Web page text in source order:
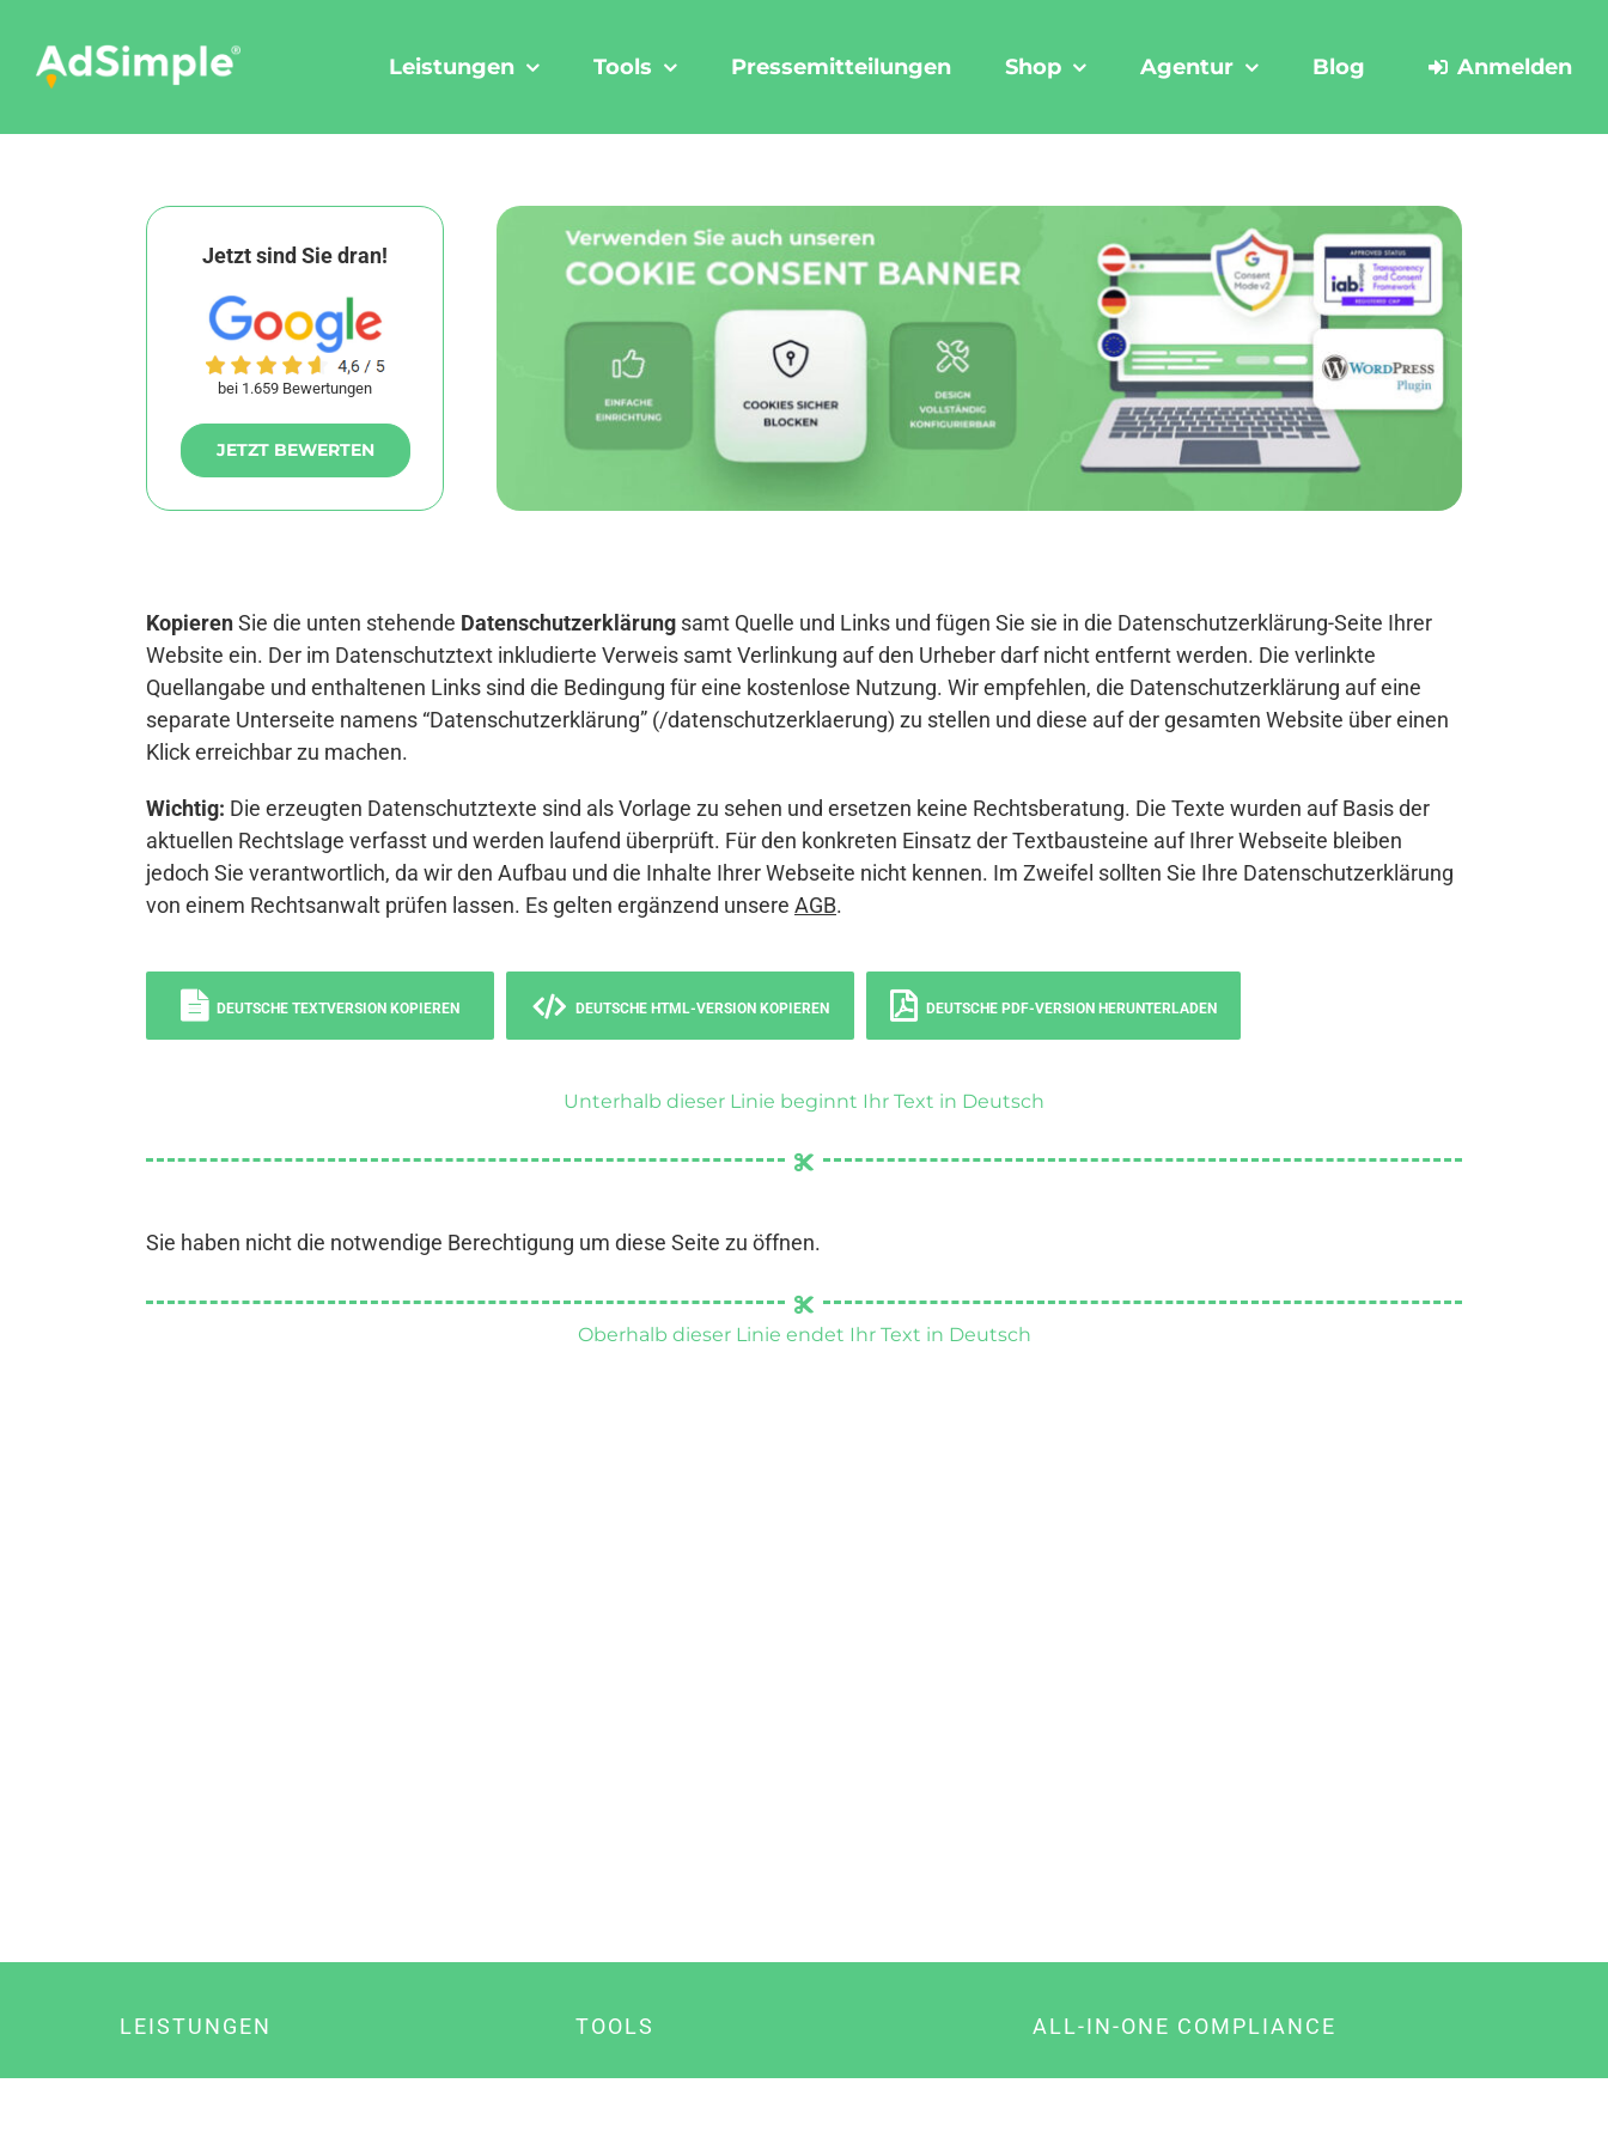
content
Leistungen Tools Pressemitteilungen Shop Agentur Blog Anmelden
Jetzt sind Sie dran!
bei 1.659 Bewertungen
JETZT BEWERTEN
KopierenSie die unten stehende Datenschutzerklärung samt Quelle und Links und fügen Sie sie in die Datenschutzerklärung-Seite Ihrer
Website ein. Der im Datenschutztext inkludierte Verweis samt Verlinkung auf den Urheber darf nicht entfernt werden. Die verlinkte
Quellangabe und enthaltenen Links sind die Bedingung für eine kostenlose Nutzung. Wir empfehlen, die Datenschutzerklärung auf eine
separate Unterseite namens “Datenschutzerklärung” (/datenschutzerklaerung) zu stellen und diese auf der gesamten Website über einen
Klick erreichbar zu machen.
Wichtig: Die erzeugten Datenschutztexte sind als Vorlage zu sehen und ersetzen keine Rechtsberatung. Die Texte wurden auf Basis der
aktuellen Rechtslage verfasst und werden laufend überprüft. Für den konkreten Einsatz der Textbausteine auf Ihrer Webseite bleiben
jedoch Sie verantwortlich, da wir den Aufbau und die Inhalte Ihrer Webseite nicht kennen. Im Zweifel sollten Sie Ihre Datenschutzerklärung
von einem Rechtsanwalt prüfen lassen. Es gelten ergänzend unsere AGB.
DEUTSCHE TEXTVERSION KOPIEREN DEUTSCHE HTML-VERSION KOPIEREN DEUTSCHE PDF-VERSION HERUNTERLADEN
Unterhalb dieser Linie beginnt Ihr Text in Deutsch
Sie haben nicht die notwendige Berechtigung um diese Seite zu öffnen.
Oberhalb dieser Linie endet Ihr Text in Deutsch
LEISTUNGEN TOOLS ALL-IN-ONE COMPLIANCE